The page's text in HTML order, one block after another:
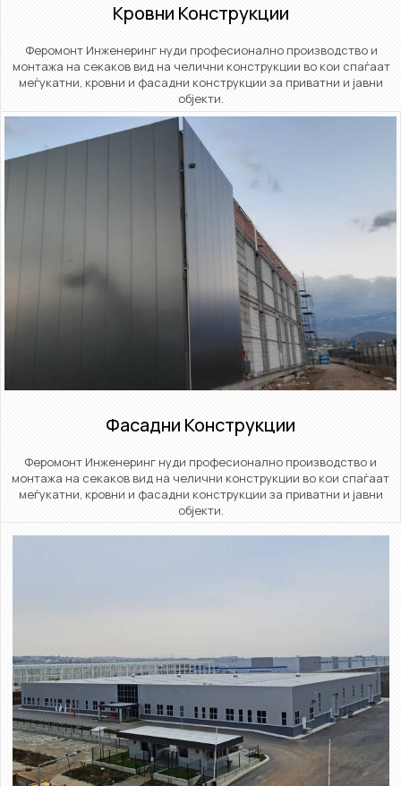
Кровни Конструкции​
Феромонт Инженеринг нуди професионално производство и
монтажа на секаков вид на челични конструкции во кои спаѓаат
меѓукатни, кровни и фасадни конструкции за приватни и јавни
објекти.
Фасадни Конструкции​
Феромонт Инженеринг нуди професионално производство и
монтажа на секаков вид на челични конструкции во кои спаѓаат
меѓукатни, кровни и фасадни конструкции за приватни и јавни
објекти.